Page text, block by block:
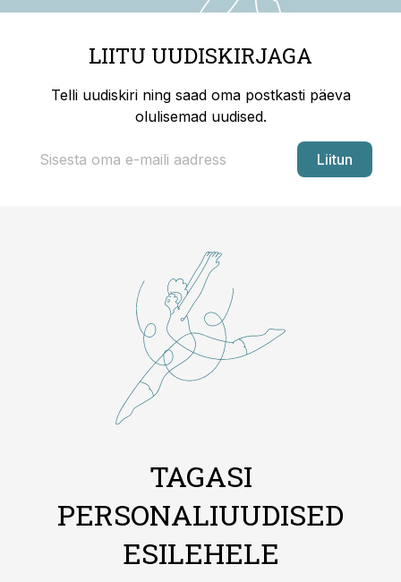
LIITU UUDISKIRJAGA
Telli uudiskiri ning saad oma postkasti päeva
olulisemad uudised.
Liitun
TAGASI
PERSONALIUUDISED
ESILEHELE